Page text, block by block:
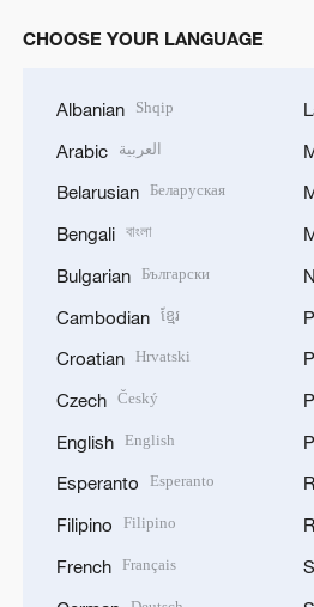
CHOOSE YOUR LANGUAGE
Albanian Shqip
Arabic العربية
Belarusian Беларуская
Bengali বাংলা
Bulgarian Български
Cambodian ខ្មែរ
Croatian Hrvatski
Czech Český
English English
Esperanto Esperanto
Filipino Filipino
French Français